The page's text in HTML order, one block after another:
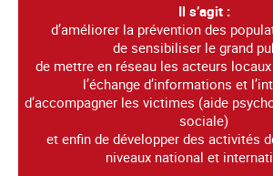
Il s’agit :
d’améliorer la prévention des
de sensibiliser le grand
de mettre en réseau les acteurs
l’échange d’informations et
d’accompagner les victimes (aide
sociale)
et enfin de développer des activités
niveaux national et